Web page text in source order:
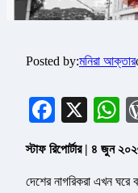
Posted by:মনিরা আক্তার
X
স্টাফ রিপোর্টার | ৪ জুন
দেশের নাগরিকরা এখন ঘরে